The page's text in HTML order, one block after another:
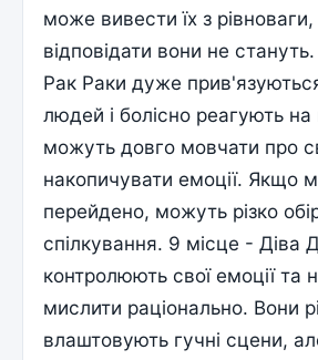
може вивести їх з
відповідати вони не
Рак Раки дуже
людей і болісно реагують на
можуть довго мовчати про
накопичувати емоції. Якщо
перейдено, можуть різко
спілкування. 9 місце - Діва
контролюють свої емоції та
мислити раціонально. Вони
влаштовують гучні сцени,